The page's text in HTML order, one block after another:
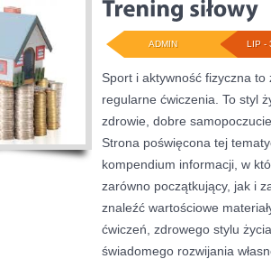
LIP -
ADMIN
Sport i aktywność fizyczna
regularne ćwiczenia. To styl
zdrowie, dobre
Strona poświęcona tej
kompendium informacji, w
zarówno początkujący, jak i
znaleźć wartościowe
ćwiczeń, zdrowego stylu
świadomego rozwijania